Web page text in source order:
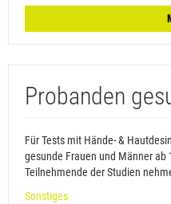
Probanden
Für Tests mit Hände- &
gesunde Frauen und Männer ab
Teilnehmende der Studien
Sonstiges